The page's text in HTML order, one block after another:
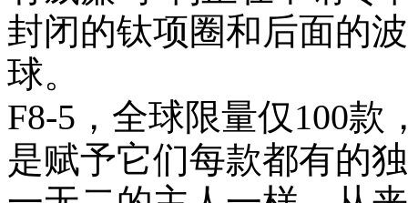
封闭的钛项圈和后面的
球。
F8-5，全球限量仅100
是赋予它们每款都有的